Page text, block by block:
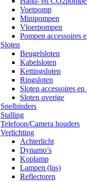
Voetpomp
Minipompen
Vloerpompen
Pompen accessoires
Sloten
Beugelsloten
Kabelsloten
Kettingsloten
Ringsloten
Sloten accessoires
Sloten overige
Snelbinders
Stalling
Telefoon/Camera houders
Verlichting
Achterlicht
Dynamo’s
Koplamp
Lampen (los)
Reflectoren